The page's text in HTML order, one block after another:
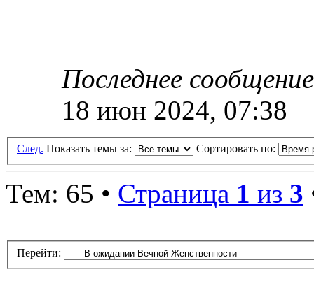
Последнее
18 июн 2024, 07:38
След. Показать темы за: Сортировать по:
Тем: 65 • Страница 1 из 3
Перейти: